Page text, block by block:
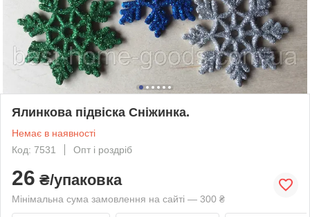
Ялинкова підвіска Сніжинка.
Немає в наявності
Код: 7531
Опт і роздріб
26 ₴/упаковка
Мінімальна сума замовлення на сайті — 300 ₴